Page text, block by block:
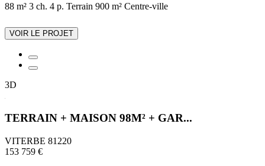
88 m² 3 ch. 4 p. Terrain 900 m² Centre-ville
VOIR LE PROJET
3D
TERRAIN + MAISON 98M² + GAR...
VITERBE 81220
153 759 €